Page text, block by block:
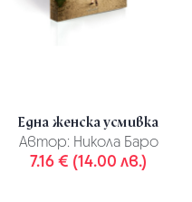
Една женска усмивка
Автор: Никола Баро
7.16 € (14.00 лв.)